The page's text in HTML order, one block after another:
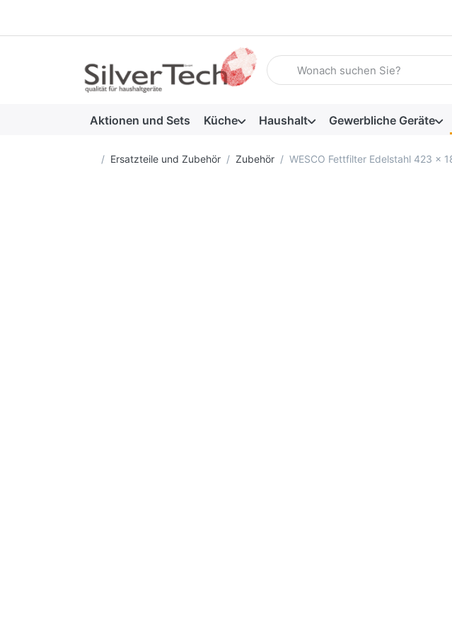
Geben Sie einen Suchbegriff ein.
Aktionen und Sets Küche Haushalt Gewerbliche Geräte
Startseite
Ersatzteile und Zubehör Zubehör WESCO Fettfilter Edelstahl 423 x